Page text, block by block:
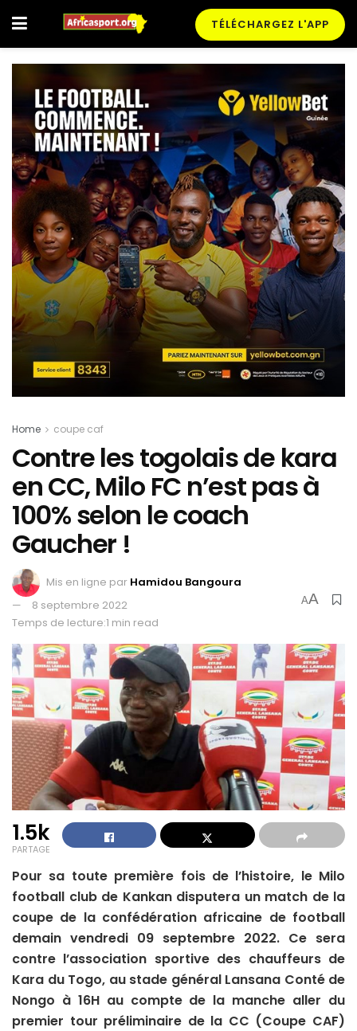
TÉLÉCHARGEZ L'APP
Home coupe caf
Contre les togolais de kara
en CC, Milo FC n’est pas à
100% selon le coach
Gaucher !
Mis en ligne par Hamidou Bangoura
8 septembre 2022
Temps de lecture:1 min read
AA
1.5k
PARTAGE
Pour sa toute première fois de l’histoire, le Milo
football club de Kankan disputera un match de la
coupe de la confédération africaine de football
demain vendredi 09 septembre 2022. Ce sera
contre l’association sportive des chauffeurs de
Kara du Togo, au stade général Lansana Conté de
Nongo à 16H au compte de la manche aller du
premier tour préliminaire de la CC (Coupe CAF)